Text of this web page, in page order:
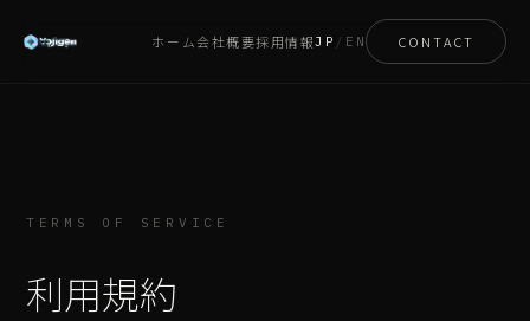
ホーム会社概要採用情報JP / EN CONTACT
TERMS OF SERVICE
利用規約